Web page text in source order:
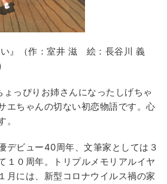
い』（作：室井 滋 絵：長谷川 義
っぴりお姉さんになったしげちゃ
エちゃんの切ない初恋物語です。心
デビュー40周年、文筆家としては３
１０周年。トリプルメモリアルイヤ
月には、新型コロナウイルス禍の家